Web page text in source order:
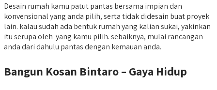
Desain rumah kamu patut pantas bersama impian dan
konvensional yang anda pilih, serta tidak didesain buat proyek
lain. kalau sudah ada bentuk rumah yang kalian sukai, yakinkan
itu serupa oleh yang kamu pilih. sebaiknya, mulai rancangan
anda dari dahulu pantas dengan kemauan anda.
Bangun Kosan Bintaro – Gaya Hidup